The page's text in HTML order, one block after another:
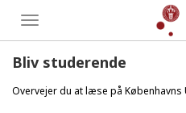
Toggle
menu
Bliv studerende
Overvejer du at læse på Københavns